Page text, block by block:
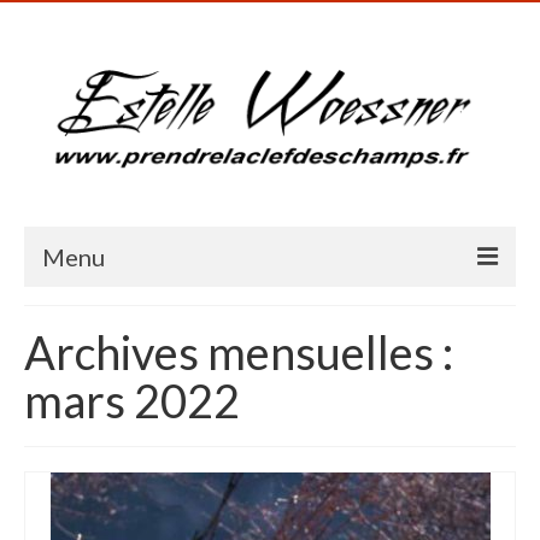
Menu
Présentation
Galerie photos
Blog
Milieux humides
Archives mensuelles :
mars 2022